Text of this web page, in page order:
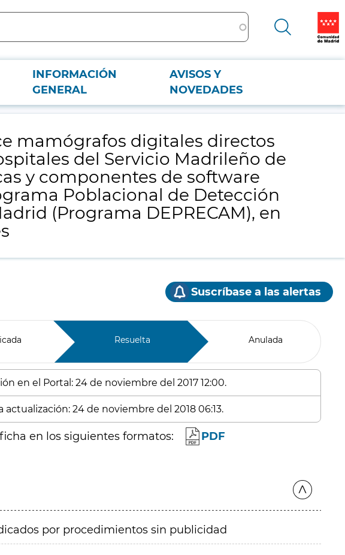
INFORMACIÓN
GENERAL
AVISOS Y
NOVEDADES
en doce Hospitales del Servicio Madrileño de Salud, y de cinco estaciones diagnósticas
Cáncer de Mama de la Comunidad de Madrid (Programa DEPRECAM), en dos centros del
mamógrafos digitales directos
del Servicio Madrileño de
y componentes de software
Poblacional de Detección
(Programa DEPRECAM), en
Suscríbase a las alertas
Resuelta Anulada
en el Portal: 24 de noviembre del 2017 12:00.
24 de noviembre del 2018 06:13.
en los siguientes formatos: PDF
por procedimientos sin publicidad